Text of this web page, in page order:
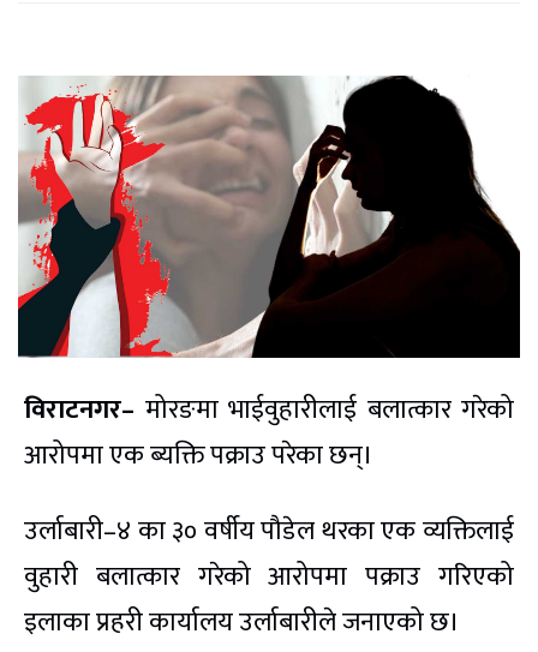
विराटनगर– मोरङमा भाईवुहारीलाई बलात्कार गरेको
आरोपमा एक ब्यक्ति पक्राउ परेका छन्।
उर्लाबारी–४ का ३० वर्षीय पौडेल थरका एक व्यक्तिलाई
वुहारी बलात्कार गरेको आरोपमा पक्राउ गरिएको
इलाका प्रहरी कार्यालय उर्लाबारीले जनाएको छ।